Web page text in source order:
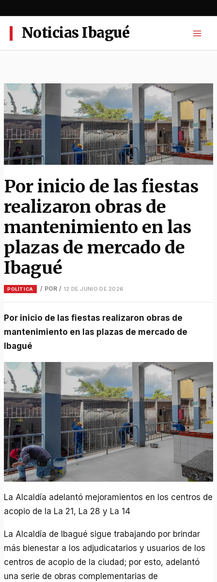
al
contenidoNoticias Ibagué
Por inicio de las fiestas
realizaron obras de
mantenimiento en las
plazas de mercado de
Ibagué
POLÍTICA / POR / 12 DE JUNIO DE 2026
Por inicio de las fiestas realizaron obras de
mantenimiento en las plazas de mercado de
Ibagué
La Alcaldía adelantó mejoramientos en los centros de
acopio de la La 21, La 28 y La 14
La Alcaldía de Ibagué sigue trabajando por brindar
más bienestar a los adjudicatarios y usuarios de los
centros de acopio de la ciudad; por esto, adelantó
una serie de obras complementarias de